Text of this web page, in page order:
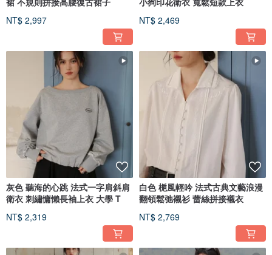
NT$ 2,997
NT$ 2,469
灰色 聽海的心跳 法式一字肩斜肩
衛衣 刺繡慵懶長袖上衣 大學 T
NT$ 2,319
白色 梔風輕吟 法式古典文藝浪漫
翻領鬆弛襯衫 蕾絲拼接襯衣
NT$ 2,769